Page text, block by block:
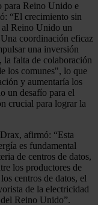
para Reino Unido e
“El crecimiento sin
al Reino Unido un
coordinación eficaz
una inversión
falta de colaboración
los comunes", lo que
y aumentaría los
un desafío para el
crucial para lograr la
afirmó: “Esta
es fundamental
de centros de datos,
los productores de
centros de datos, el
de la electricidad
Reino Unido”.